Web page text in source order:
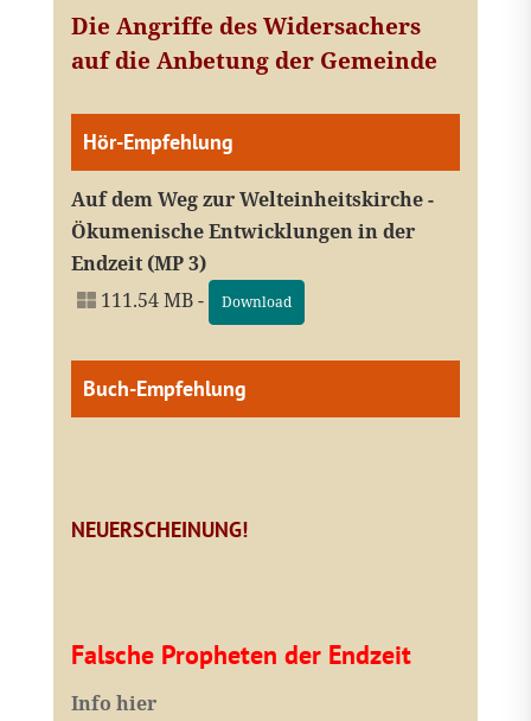
Die Angriffe des Widersachers
auf die Anbetung der Gemeinde
Hör-Empfehlung
Auf dem Weg zur Welteinheitskirche -
Ökumenische Entwicklungen in der
Endzeit (MP 3)
111.54 MB -
Download
Buch-Empfehlung
NEUERSCHEINUNG!
Falsche Propheten der Endzeit
Info hier